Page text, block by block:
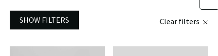
SHOW FILTERS Clear filters